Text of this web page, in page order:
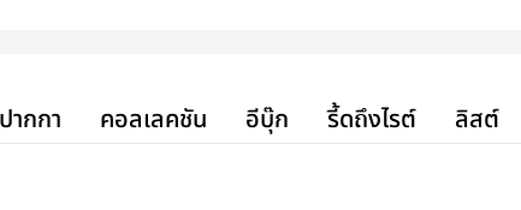
ากกา คอลเลคชัน อีบุ๊ก รี้ดถึงไรต์ ลิสต์